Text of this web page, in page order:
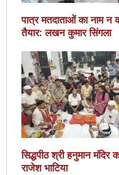
पात्र मतदाताओं का नाम न
तैयार: लखन कुमार सिंगला
सिद्धपीठ श्री हनुमान मंदिर
राजेश भाटिया